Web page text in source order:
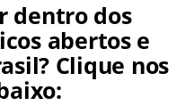
dentro dos
abertos e
Clique nos